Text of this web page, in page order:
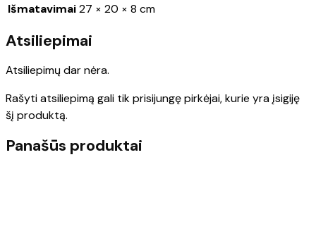
Išmatavimai27 × 20 × 8 cm
Atsiliepimai
Atsiliepimų dar nėra.
Rašyti atsiliepimą gali tik prisijungę pirkėjai, kurie yra įsigiję
šį produktą.
Panašūs produktai